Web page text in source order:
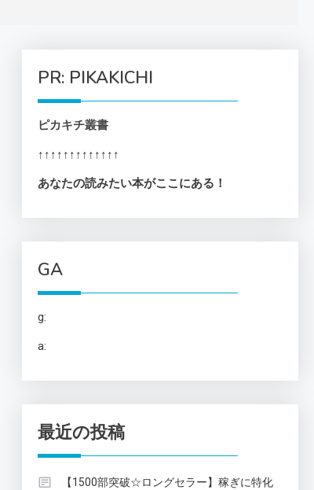
PR: PIKAKICHI
ピカキチ叢書
↑↑↑↑↑↑↑↑↑↑↑↑↑
あなたの読みたい本がここにある！
GA
g:
a:
最近の投稿
【1500部突破☆ロングセラー】稼ぎに特化